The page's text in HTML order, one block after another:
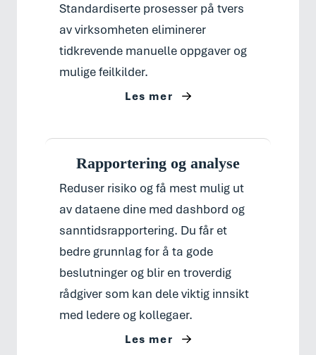
Standardiserte prosesser på tvers
av virksomheten eliminerer
tidkrevende manuelle oppgaver og
mulige feilkilder.
Les mer
Rapportering og analyse
Reduser risiko og få mest mulig ut
av dataene dine med dashbord og
sanntidsrapportering. Du får et
bedre grunnlag for å ta gode
beslutninger og blir en troverdig
rådgiver som kan dele viktig innsikt
med ledere og kollegaer.
Les mer